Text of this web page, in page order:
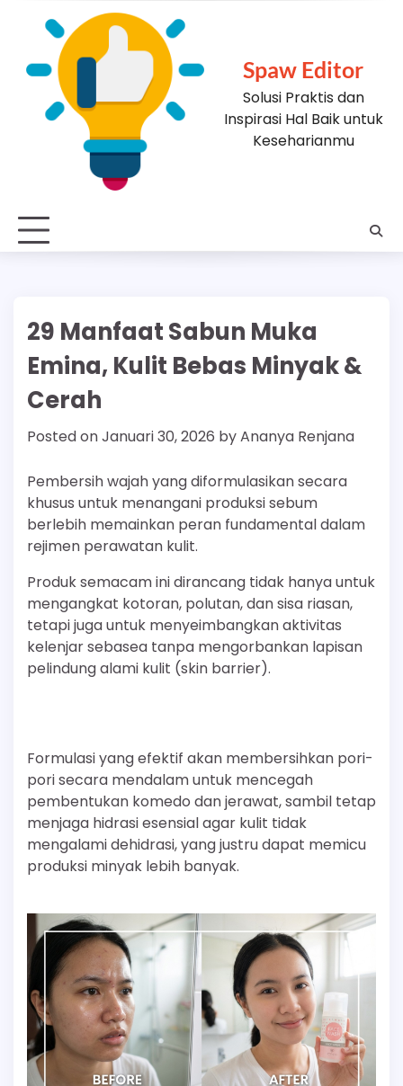
Spaw Editor
Solusi Praktis dan
Inspirasi Hal Baik untuk
Keseharianmu
29 Manfaat Sabun Muka
Emina, Kulit Bebas Minyak &
Cerah
Posted onJanuari 30, 2026 byAnanya Renjana
Pembersih wajah yang diformulasikan secara
khusus untuk menangani produksi sebum
berlebih memainkan peran fundamental dalam
rejimen perawatan kulit.
Produk semacam ini dirancang tidak hanya untuk
mengangkat kotoran, polutan, dan sisa riasan,
tetapi juga untuk menyeimbangkan aktivitas
kelenjar sebasea tanpa mengorbankan lapisan
pelindung alami kulit (skin barrier).
Formulasi yang efektif akan membersihkan pori-
pori secara mendalam untuk mencegah
pembentukan komedo dan jerawat, sambil tetap
menjaga hidrasi esensial agar kulit tidak
mengalami dehidrasi, yang justru dapat memicu
produksi minyak lebih banyak.